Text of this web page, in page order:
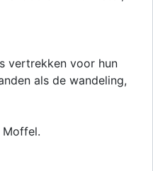
vertrekken voor hun
als de wandeling,